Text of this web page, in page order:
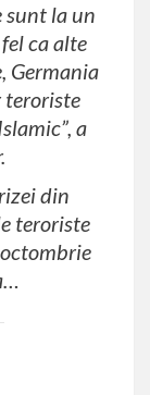
sunt la un
ca alte
Germania
teroriste
a
din
teroriste